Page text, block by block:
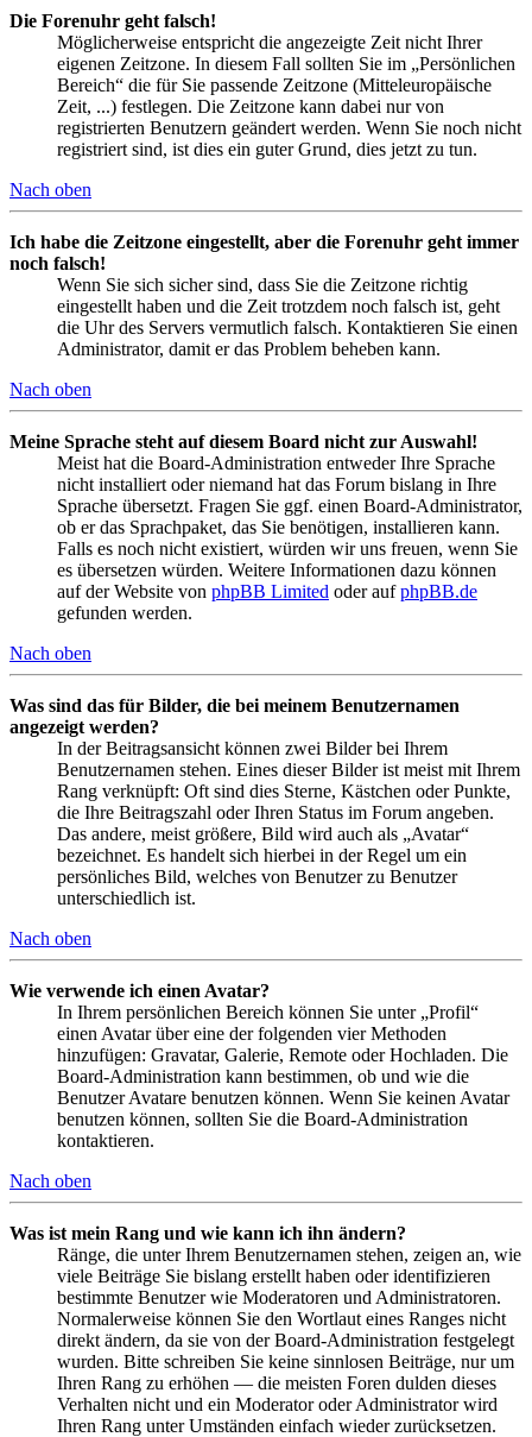
Die Forenuhr geht falsch!
Möglicherweise entspricht die angezeigte Zeit nicht Ihrer
eigenen Zeitzone. In diesem Fall sollten Sie im „Persönlichen
Bereich“ die für Sie passende Zeitzone (Mitteleuropäische
Zeit, ...) festlegen. Die Zeitzone kann dabei nur von
registrierten Benutzern geändert werden. Wenn Sie noch nicht
registriert sind, ist dies ein guter Grund, dies jetzt zu tun.
Nach oben
Ich habe die Zeitzone eingestellt, aber die Forenuhr geht immer
noch falsch!
Wenn Sie sich sicher sind, dass Sie die Zeitzone richtig
eingestellt haben und die Zeit trotzdem noch falsch ist, geht
die Uhr des Servers vermutlich falsch. Kontaktieren Sie einen
Administrator, damit er das Problem beheben kann.
Nach oben
Meine Sprache steht auf diesem Board nicht zur Auswahl!
Meist hat die Board-Administration entweder Ihre Sprache
nicht installiert oder niemand hat das Forum bislang in Ihre
Sprache übersetzt. Fragen Sie ggf. einen Board-Administrator,
ob er das Sprachpaket, das Sie benötigen, installieren kann.
Falls es noch nicht existiert, würden wir uns freuen, wenn Sie
es übersetzen würden. Weitere Informationen dazu können
auf der Website von phpBB Limited oder aufphpBB.de
gefunden werden.
Nach oben
Was sind das für Bilder, die bei meinem Benutzernamen
angezeigt werden?
In der Beitragsansicht können zwei Bilder bei Ihrem
Benutzernamen stehen. Eines dieser Bilder ist meist mit Ihrem
Rang verknüpft: Oft sind dies Sterne, Kästchen oder Punkte,
die Ihre Beitragszahl oder Ihren Status im Forum angeben.
Das andere, meist größere, Bild wird auch als „Avatar“
bezeichnet. Es handelt sich hierbei in der Regel um ein
persönliches Bild, welches von Benutzer zu Benutzer
unterschiedlich ist.
Nach oben
Wie verwende ich einen Avatar?
In Ihrem persönlichen Bereich können Sie unter „Profil“
einen Avatar über eine der folgenden vier Methoden
hinzufügen: Gravatar, Galerie, Remote oder Hochladen. Die
Board-Administration kann bestimmen, ob und wie die
Benutzer Avatare benutzen können. Wenn Sie keinen Avatar
benutzen können, sollten Sie die Board-Administration
kontaktieren.
Nach oben
Was ist mein Rang und wie kann ich ihn ändern?
Ränge, die unter Ihrem Benutzernamen stehen, zeigen an, wie
viele Beiträge Sie bislang erstellt haben oder identifizieren
bestimmte Benutzer wie Moderatoren und Administratoren.
Normalerweise können Sie den Wortlaut eines Ranges nicht
direkt ändern, da sie von der Board-Administration festgelegt
wurden. Bitte schreiben Sie keine sinnlosen Beiträge, nur um
Ihren Rang zu erhöhen — die meisten Foren dulden dieses
Verhalten nicht und ein Moderator oder Administrator wird
Ihren Rang unter Umständen einfach wieder zurücksetzen.